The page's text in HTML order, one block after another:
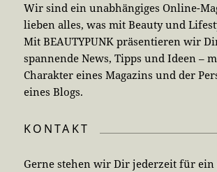
Wir sind ein unabhängiges Online-
lieben alles, was mit Beauty und
Mit BEAUTYPUNK präsentieren wir
spannende News, Tipps und Ideen –
Charakter eines Magazins und der
eines Blogs.
KONTAKT
Gerne stehen wir Dir jederzeit für ein